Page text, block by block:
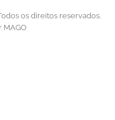
os direitos reservados.
MAGO